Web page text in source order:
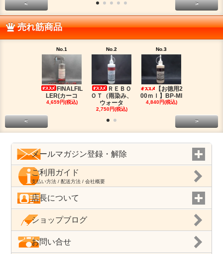
< >
売れ筋商品
No.1
FINALFIL
LER(カーコ
4,659円(税込)
No.2
ＲＥＢＯ
ＯＴ（雨染み、
ウォータ
2,750円(税込)
No.3
【お徳用2
00ｍｌ】BP-MI
4,840円(税込)
< >
メールマガジン登録・解除
ご利用ガイド
支払い方法 / 配送方法 / 会社概要
店長について
ショップブログ
お問い合せ